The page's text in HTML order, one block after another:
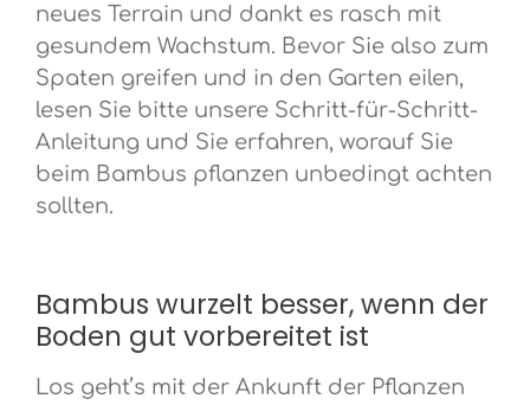
neues Terrain und dankt es rasch mit
gesundem Wachstum. Bevor Sie also zum
Spaten greifen und in den Garten eilen,
lesen Sie bitte unsere Schritt-für-Schritt-
Anleitung und Sie erfahren, worauf Sie
beim Bambus pflanzen unbedingt achten
sollten.
Bambus wurzelt besser, wenn der
Boden gut vorbereitet ist
Los geht’s mit der Ankunft der Pflanzen